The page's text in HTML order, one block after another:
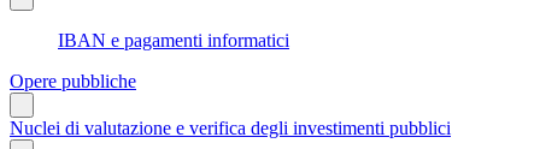
IBAN e pagamenti informatici
Opere pubbliche
Nuclei di valutazione e verifica degli investimenti pubblici